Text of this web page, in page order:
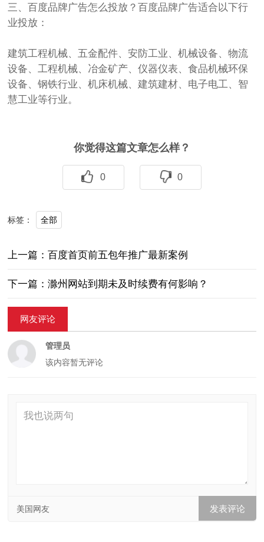
三、百度品牌广告怎么投放？百度品牌广告适合以下行
业投放：
建筑工程机械、五金配件、安防工业、机械设备、物流
设备、工程机械、冶金矿产、仪器仪表、食品机械环保
设备、钢铁行业、机床机械、建筑建材、电子电工、智
慧工业等行业。
你觉得这篇文章怎么样？
0 0
标签： 全部
上一篇：百度首页前五包年推广最新案例
下一篇：滁州网站到期未及时续费有何影响？
网友评论
管理员
该内容暂无评论
美国网友